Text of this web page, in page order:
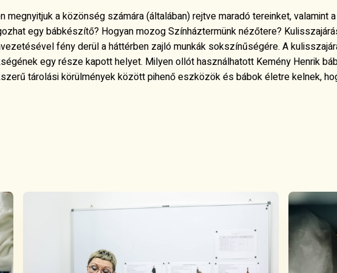
a közönség számára (általában) rejtve maradó tereinket, valamint
egy bábkészítő? Hogyan mozog Színháztermünk nézőtere?
fény derül a háttérben zajló munkák sokszínűségére. A
egy része kapott helyet. Milyen ollót használhatott Kemény Henrik
tárolási körülmények között pihenő eszközök és bábok életre kelnek,